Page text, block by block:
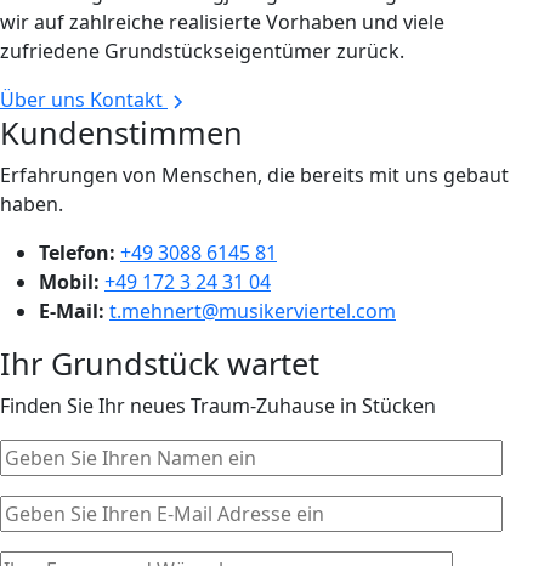
wir auf zahlreiche realisierte Vorhaben und viele
zufriedene Grundstückseigentümer zurück.
Über uns Kontakt
Kundenstimmen
Erfahrungen von Menschen, die bereits mit uns gebaut
haben.
Telefon: +49 3088 6145 81
Mobil: +49 172 3 24 31 04
E-Mail: t.mehnert@musikerviertel.com
Ihr Grundstück wartet
Finden Sie Ihr neues Traum-Zuhause in Stücken